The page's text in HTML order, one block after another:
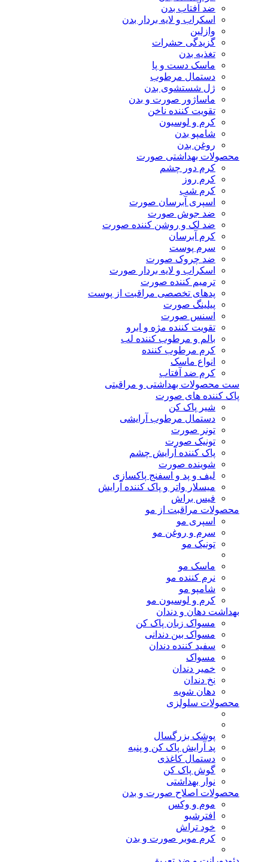
ضد آفتاب بدن
اسکراب و لایه بردار بدن
وازلین
گزیدگی حشرات
تغذیه بدن
ماسک دست و پا
دستمال مرطوب
ژل شستشوی بدن
ماساژور صورت و بدن
تقویت کننده ناخن
کرم و لوسیون
شامپو بدن
روغن بدن
محصولات بهداشتی صورت
کرم دور چشم
کرم روز
کرم شب
اسپری آبرسان صورت
ضد جوش صورت
ضد لک و روشن کننده صورت
کرم آبرسان
سرم پوست
ضد چروک صورت
اسکراب و لایه بردار صورت
ترمیم کننده صورت
پدهای تخصصی مراقبت از پوست
پیلینگ صورت
اسنس صورت
تقویت کننده مژه و ابرو
بالم و مرطوب کننده لب
کرم مرطوب کننده
انواع ماسک
کرم ضد آفتاب
ست محصولات بهداشتی و مراقبتی
پاک کننده های صورت
شیر پاک کن
دستمال مرطوب آرایشی
تونر صورت
تونیک صورت
پاک کننده آرایش چشم
شوینده صورت
لیف و پد و اسفنج پاکسازی
میسلار واتر و پاک کننده آرایش
فیس براش
محصولات مراقبت از مو
اسپری مو
سرم و روغن مو
تونیک مو
ماسک مو
نرم کننده مو
شامپو مو
کرم و لوسیون مو
بهداشت دهان و دندان
مسواک زبان پاک کن
مسواک بین دندانی
سفید کننده دندان
مسواک
خمیر دندان
نخ دندان
دهان شویه
محصولات سلولزی
پوشک بزرگسال
پد آرایش پاک کن و پنبه
دستمال کاغذی
گوش پاک کن
نوار بهداشتی
محصولات اصلاح صورت و بدن
موم و وکس
افترشیو
خود تراش
کرم موبر صورت و بدن